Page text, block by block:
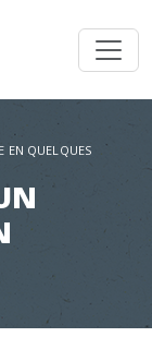
EN QUELQUES